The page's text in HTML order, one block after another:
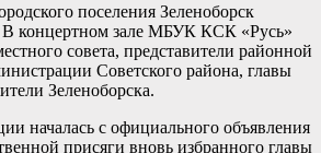
поселения Зеленоборск
В концертном зале МБУК КСК «Русь»
совета, представители районной
Советского района, главы
Зеленоборска.
началась с официального объявления
присяги вновь избранного главы